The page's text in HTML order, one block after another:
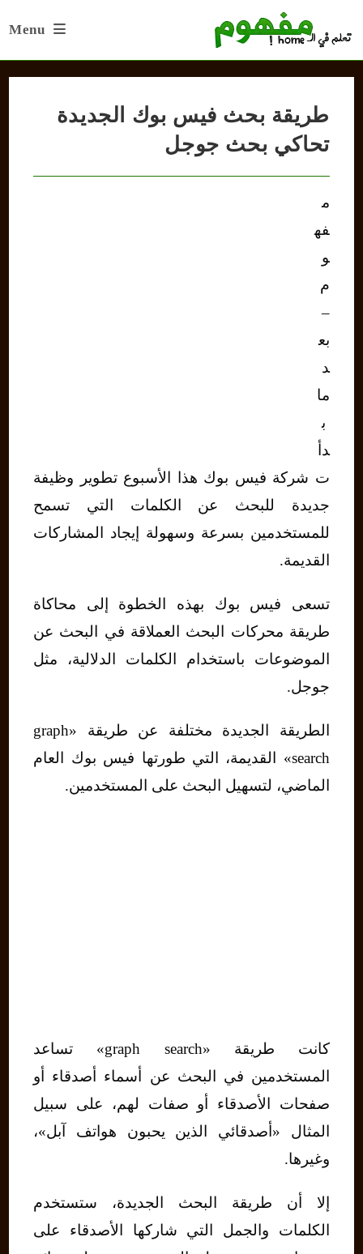
Menu
طريقة بحث فيس بوك الجديدة
تحاكي بحث جوجل
م
فه
و
م
–
بع
د
ما
ب
دأ
ت شركة فيس بوك هذا الأسبوع تطوير وظيفة
جديدة للبحث عن الكلمات التي تسمح
للمستخدمين بسرعة وسهولة إيجاد المشاركات
القديمة.
تسعى فيس بوك بهذه الخطوة إلى محاكاة
طريقة محركات البحث العملاقة في البحث عن
الموضوعات باستخدام الكلمات الدلالية، مثل
جوجل.
الطريقة الجديدة مختلفة عن طريقة «graph
search» القديمة، التي طورتها فيس بوك العام
الماضي، لتسهيل البحث على المستخدمين.
كانت طريقة «graph search» تساعد
المستخدمين في البحث عن أسماء أصدقاء أو
صفحات الأصدقاء أو صفات لهم، على سبيل
المثال «أصدقائي الذين يحبون هواتف آبل»،
وغيرها.
إلا أن طريقة البحث الجديدة، ستستخدم
الكلمات والجمل التي شاركها الأصدقاء على